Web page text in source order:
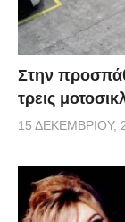
Στην
τρεις
15 ΔΕΚΕΜΒΡΊΟΥ,